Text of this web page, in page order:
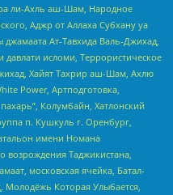
ли-Ахль аш-Шам, Народное
Аджр от Аллаха Субхану уа
Ат-Тавхида Валь-Джихад,
исломи, Террористическое
Хайят Тахрир аш-Шам, Ахлю
Power, Артподготовка,
Колумбайн, Хатлонский
п. Кушкуль г. Оренбург,
имени Номана
возрождения Таджикистана,
московская ячейка, Батал-
Которая Улыбается,